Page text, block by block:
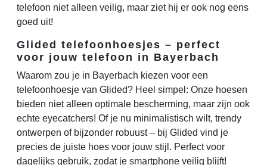
telefoon niet alleen veilig, maar ziet hij er ook nog eens
goed uit!
Glided telefoonhoesjes – perfect
voor jouw telefoon in Bayerbach
Waarom zou je in Bayerbach kiezen voor een
telefoonhoesje van Glided? Heel simpel: Onze hoesen
bieden niet alleen optimale bescherming, maar zijn ook
echte eyecatchers! Of je nu minimalistisch wilt, trendy
ontwerpen of bijzonder robuust – bij Glided vind je
precies de juiste hoes voor jouw stijl. Perfect voor
dagelijks gebruik, zodat je smartphone veilig blijft!